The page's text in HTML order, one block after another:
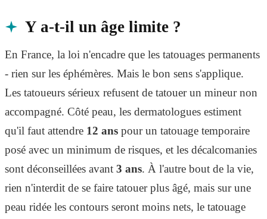
Y a-t-il un âge limite ?
En France, la loi n'encadre que les tatouages permanents
- rien sur les éphémères. Mais le bon sens s'applique.
Les tatoueurs sérieux refusent de tatouer un mineur non
accompagné. Côté peau, les dermatologues estiment
qu'il faut attendre 12 ans pour un tatouage temporaire
posé avec un minimum de risques, et les décalcomanies
sont déconseillées avant 3 ans. À l'autre bout de la vie,
rien n'interdit de se faire tatouer plus âgé, mais sur une
peau ridée les contours seront moins nets, le tatouage